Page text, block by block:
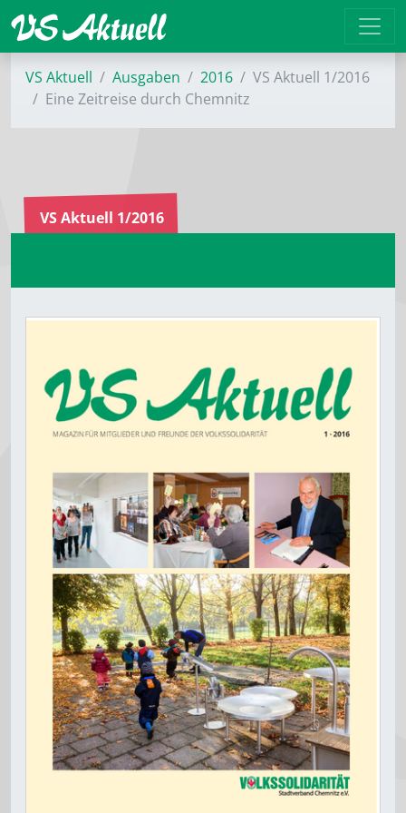
VS Aktuell Ausgaben 2016
VS Aktuell 1/2016
Eine Zeitreise durch Chemnitz
VS Aktuell 1/2016